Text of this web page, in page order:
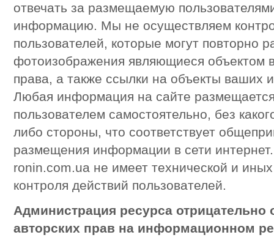
отвечать за размещаемую
информацию. Мы не осуществляем
пользователей, которые могут повторно
фотоизображения являющиеся объектом
права, а также ссылки на объекты ваших
Любая информация на сайте
пользователем самостоятельно, без
либо стороны, что соответствует
размещения информации в сети
ronin.com.ua не имеет технической и
контроля действий пользователей.
Администрация ресурса отрицательно
авторских прав на информационном